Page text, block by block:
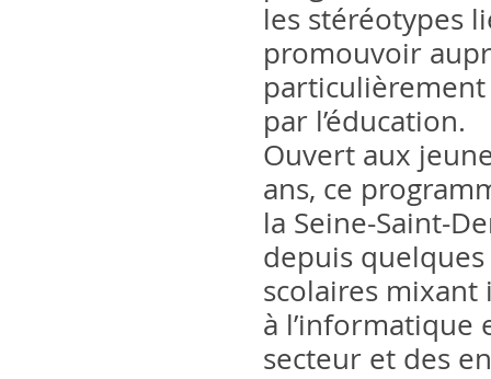
les stéréotypes
promouvoir
par l’éducation.
Ouvert aux
ans, ce
la Seine-Saint-
depuis
scolaires
à l’informatique
secteur et des